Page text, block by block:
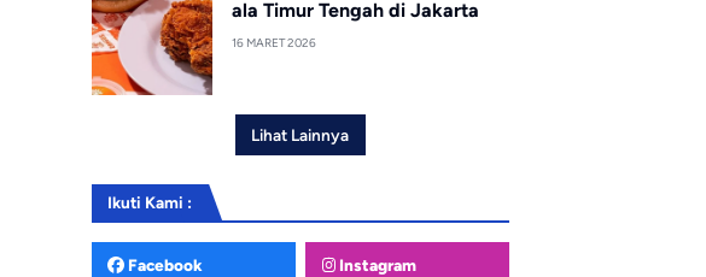
ala Timur Tengah di Jakarta
16 MARET 2026
Lihat Lainnya
Ikuti Kami :
Facebook Instagram